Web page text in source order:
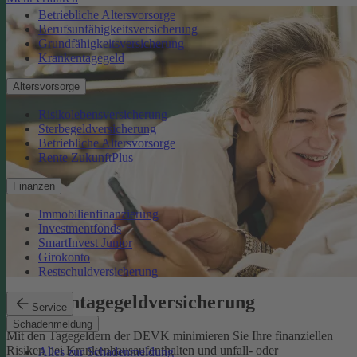
Betriebliche Altersvorsorge
Berufsunfähigkeitsversicherung
Grundfähigkeitsversicherung
Krankentagegeld
Altersvorsorge
Risikolebensversicherung
Sterbegeldversicherung
Betriebliche Altersvorsorge
Rente ZukunftPlus
Finanzen
Immobilienfinanzierung
Investmentfonds
SmartInvest Junior
Girokonto
Restschuldversicherung
Service
Schadenmeldung
Alles zur Schadenmeldung
Krankentagegeldversicherung
Mit den Tagegeldern der DEVK minimieren Sie Ihre finanziellen
Risiken bei Krankenhausaufenthalten und unfall- oder